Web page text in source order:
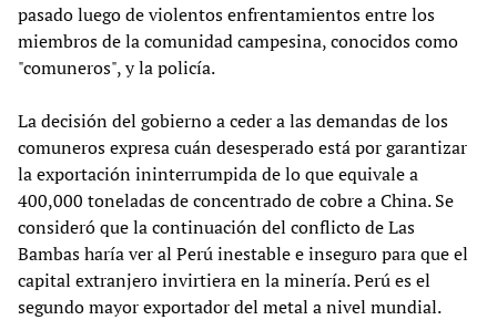
pasado luego de violentos enfrentamientos entre los
miembros de la comunidad campesina, conocidos como
"comuneros", y la policía.
La decisión del gobierno a ceder a las demandas de los
comuneros expresa cuán desesperado está por garantizar
la exportación ininterrumpida de lo que equivale a
400,000 toneladas de concentrado de cobre a China. Se
consideró que la continuación del conflicto de Las
Bambas haría ver al Perú inestable e inseguro para que el
capital extranjero invirtiera en la minería. Perú es el
segundo mayor exportador del metal a nivel mundial.